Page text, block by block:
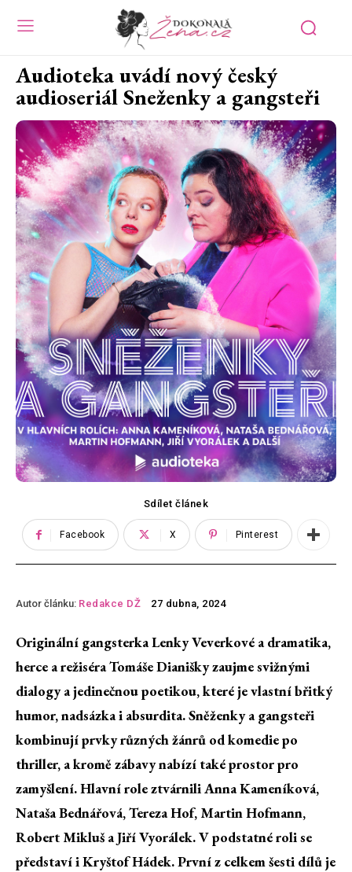
Audioteka uvádí nový český
audioseriál Sneženky a gangsteři
Sdílet článek
Facebook X Pinterest
Autor článku: Redakce DŽ 27 dubna, 2024
Originální gangsterka Lenky Veverkové a dramatika,
herce a režiséra Tomáše Dianišky zaujme svižnými
dialogy a jedinečnou poetikou, které je vlastní břitký
humor, nadsázka i absurdita. Sněženky a gangsteři
kombinují prvky různých žánrů od komedie po
thriller, a kromě zábavy nabízí také prostor pro
zamyšlení. Hlavní role ztvárnili Anna Kameníková,
Nataša Bednářová, Tereza Hof, Martin Hofmann,
Robert Mikluš a Jiří Vyorálek. V podstatné roli se
představí i Kryštof Hádek. První z celkem šesti dílů je